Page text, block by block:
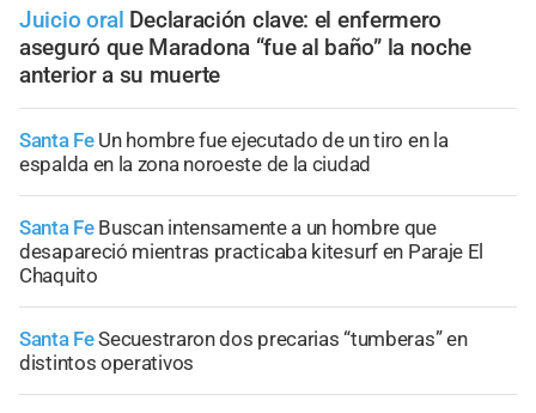
Juicio oral Declaración clave: el enfermero
aseguró que Maradona “fue al baño” la noche
anterior a su muerte
Santa Fe Un hombre fue ejecutado de un tiro en la
espalda en la zona noroeste de la ciudad
Santa Fe Buscan intensamente a un hombre que
desapareció mientras practicaba kitesurf en Paraje El
Chaquito
Santa FeSecuestraron dos precarias “tumberas” en
distintos operativos